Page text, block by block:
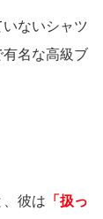
ないシャツ
名な高級ブ
、彼は 「扱っ